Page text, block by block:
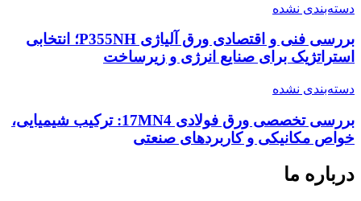
دسته‌بندی نشده
بررسی فنی و اقتصادی ورق آلیاژی P355NH؛ انتخابی
استراتژیک برای صنایع انرژی و زیرساخت
دسته‌بندی نشده
بررسی تخصصی ورق فولادی 17MN4: ترکیب شیمیایی،
خواص مکانیکی و کاربردهای صنعتی
درباره ما